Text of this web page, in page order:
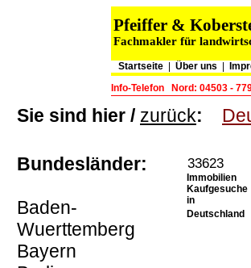
Pfeiffer &
Fachmakler für
Startseite Über uns
Info-Telefon
Nord: 04503 -
Sie sind hier / zurück:
Bundesländer:
Baden-
Wuerttemberg
Bayern
33623
Immobilien
Kaufgesuche
in
Deutschland